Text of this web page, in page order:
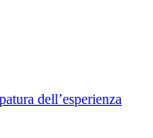
dell’esperienza